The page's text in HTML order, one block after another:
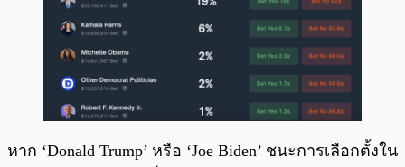
หาก ‘Donald Trump’ หรือ ‘Joe Biden’ ชนะการเลือกตั้งใน